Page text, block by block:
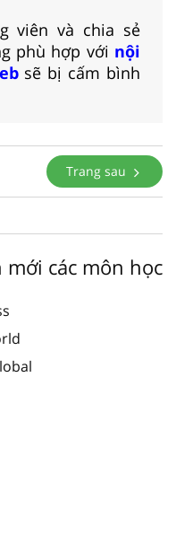
viên và chia sẻ
phù hợp với nội
sẽ bị cấm bình
Trang sau
mới các môn học